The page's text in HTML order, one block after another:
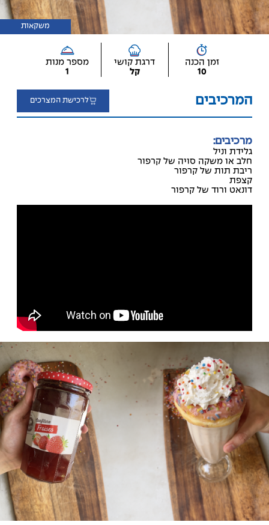
משקאות
זמן הכנה
10
דרגת קושי
קל
מספר מנות
1
המרכיבים לרכישת המצרכים
מרכיבים:
גלידת וניל
חלב או משקה סויה של קרפור
ריבת תות של קרפור
קצפת
דונאט ורוד של קרפור